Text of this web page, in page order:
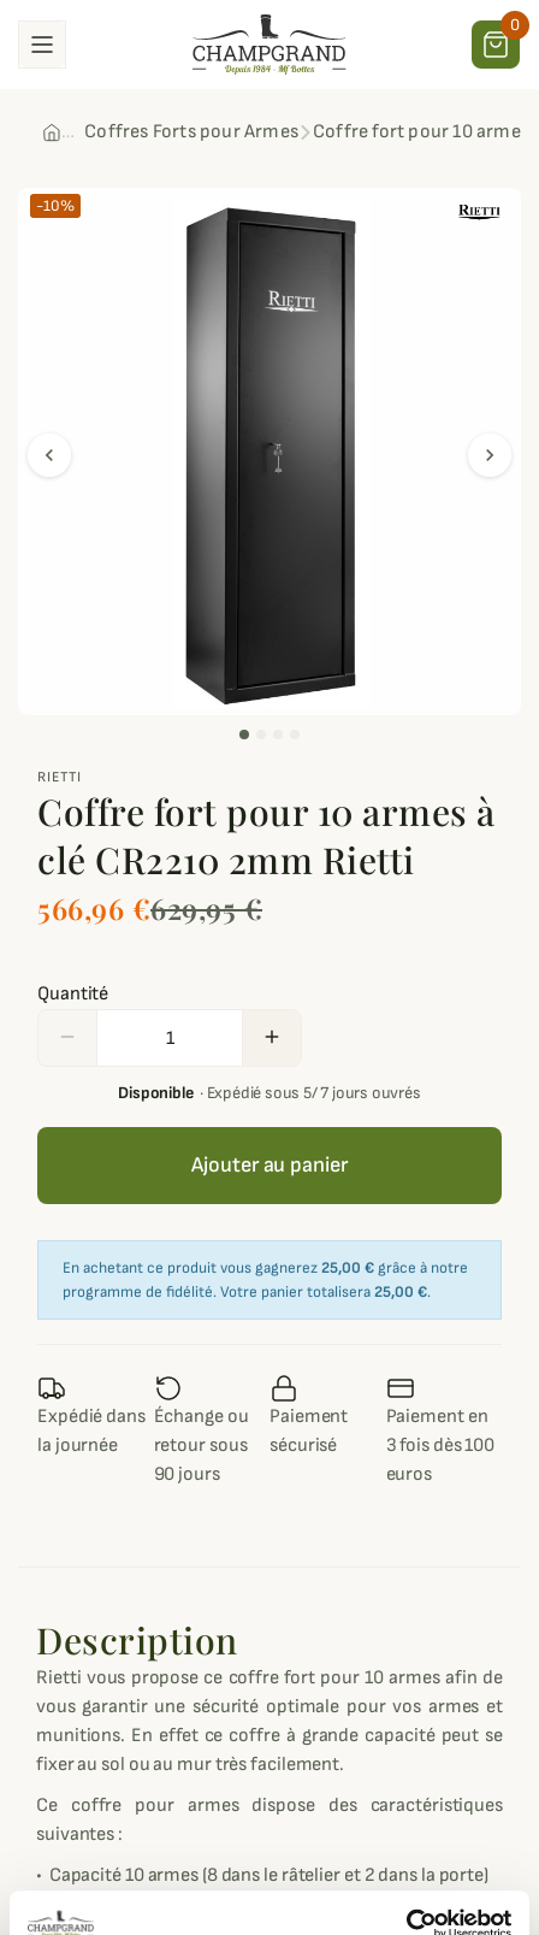
0
Coffres Forts pour Armes Coffre fort pour 10 armes
chevron_left chevron_right
-10%
RIETTI
Coffre fort pour 10 armes à
clé CR2210 2mm Rietti
566,96 €629,95 €
Quantité
remove add
Disponible· Expédié sous 5/ 7 jours ouvrés
Ajouter au panier
En achetant ce produit vous gagnerez25,00 € grâce à notre
programme de fidélité. Votre panier totalisera25,00 €.
Expédié dans
la journée
Échange ou
retour sous
90 jours
Paiement
sécurisé
Paiement en
3 fois dès 100
euros
Description
Rietti vous propose ce coffre fort pour 10 armes afin de
vous garantir une sécurité optimale pour vos armes et
munitions. En effet ce coffre à grande capacité peut se
fixer au sol ou au mur très facilement.
Ce coffre pour armes dispose des caractéristiques
suivantes :
• Capacité 10 armes (8 dans le râtelier et 2 dans la porte)
• Dimensions : 1500x450x330 mm - fermeture 1 clef -